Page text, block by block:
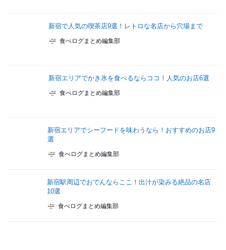
新宿で人気の喫茶店9選！レトロな名店から穴場まで
食べログまとめ編集部
新宿エリアでかき氷を食べるならココ！人気のお店6選
食べログまとめ編集部
新宿エリアでシーフードを味わうなら！おすすめのお店9
選
食べログまとめ編集部
新宿駅周辺でおでんならここ！出汁が染みる絶品の名店
10選
食べログまとめ編集部